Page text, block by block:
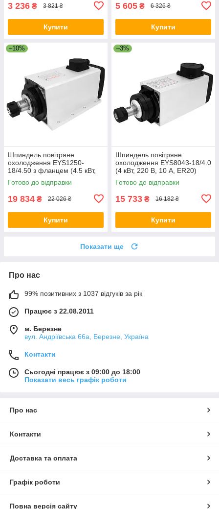
3 236 ₴ 3 821 ₴
Купити
5 605 ₴ 6 326 ₴
Купити
–10%
Шпиндель повітряне
охолодження EYS1250-
18/4.50 з фланцем (4.5 кВт,
380 В, 10.5 А, ER25)
Готово до відправки
19 834 ₴ 22 026 ₴
Купити
–3%
Шпиндель повітряне
охолодження EYS8043-18/4.0
(4 кВт, 220 В, 10 А, ER20)
Готово до відправки
15 733 ₴ 16 182 ₴
Купити
Показати ще
Про нас
99% позитивних з 1037 відгуків за рік
Працює з 22.08.2011
м. Березне
вул. Андріївська 66а, Березне, Україна
Контакти
Сьогодні працює з 09:00 до 18:00
Показати весь графік роботи
Про нас
Контакти
Доставка та оплата
Графік роботи
Повна версія сайту